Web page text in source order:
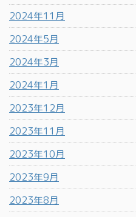
2024年11月
2024年5月
2024年3月
2024年1月
2023年12月
2023年11月
2023年10月
2023年9月
2023年8月